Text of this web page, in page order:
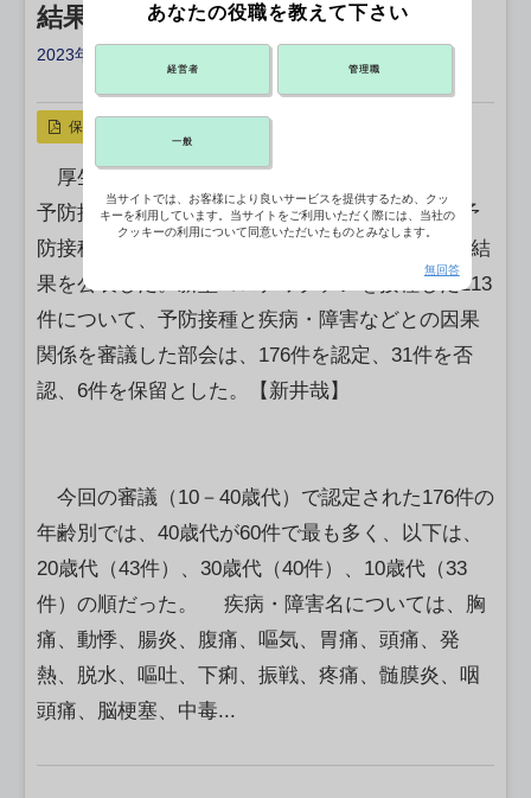
結果公表
2023年04月10日 15:50
保存
厚生労働省は、疾病・障害認定審査会感染症・
予防接種審査分科会新型コロナウイルス感染症予
防接種健康被害審査第一部会（7日開催）の審議結
果を公表した。新型コロナワクチンを接種した213
件について、予防接種と疾病・障害などとの因果
関係を審議した部会は、176件を認定、31件を否
認、6件を保留とした。【新井哉】
今回の審議（10－40歳代）で認定された176件の
年齢別では、40歳代が60件で最も多く、以下は、
20歳代（43件）、30歳代（40件）、10歳代（33
件）の順だった。 疾病・障害名については、胸
痛、動悸、腸炎、腹痛、嘔気、胃痛、頭痛、発
熱、脱水、嘔吐、下痢、振戦、疼痛、髄膜炎、咽
頭痛、脳梗塞、中毒...
あなたの役職を教えて下さい
経営者 管理職
一般
当サイトでは、お客様により良いサービスを提供するため、クッ
キーを利用しています。当サイトをご利用いただく際には、当社の
クッキーの利用について同意いただいたものとみなします。
無回答